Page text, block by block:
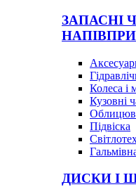
ЗАПАСНІ
Колеса і
Кузовні
Підвіска
ДИСКИ І